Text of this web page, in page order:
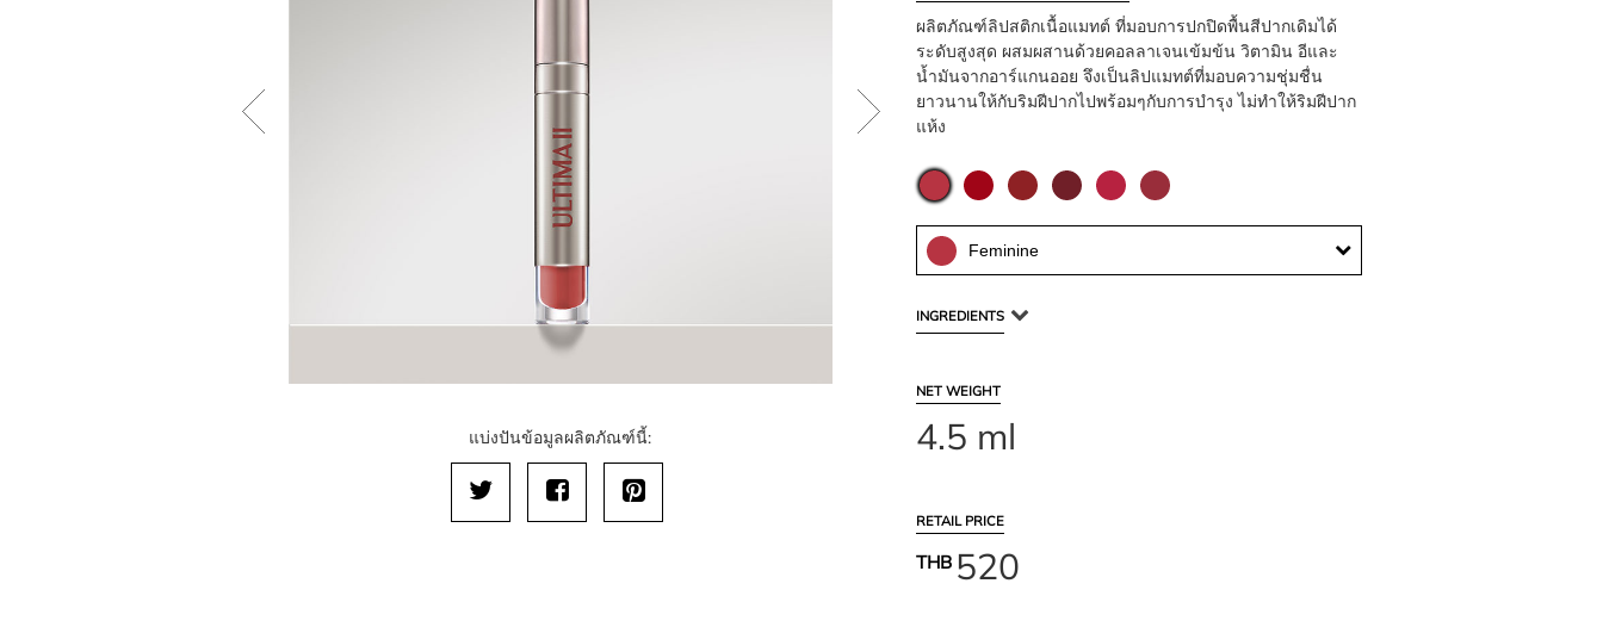
แบ่งปันข้อมูลผลิตภัณฑ์นี้:
ผลิตภัณฑ์ลิปสติกเนื้อแมทต์ ที่มอบการปกปิดพื้นสีปากเดิมได้
ระดับสูงสุด ผสมผสานด้วยคอลลาเจนเข้มข้น วิตามิน อีและ
น้ำมันจากอาร์แกนออย จึงเป็นลิปแมทต์ที่มอบความชุ่มชื่น
ยาวนานให้กับริมฝีปากไปพร้อมๆกับการบำรุง ไม่ทำให้ริมฝีปาก
แห้ง
Feminine
INGREDIENTS
NET WEIGHT
4.5 ml
RETAIL PRICE
THB520